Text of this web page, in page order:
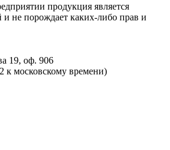
продукция является
не порождает каких-либо прав и
19, оф. 906
к московскому времени)